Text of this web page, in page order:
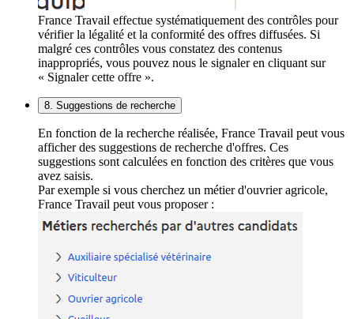
France Travail effectue systématiquement des contrôles pour
vérifier la légalité et la conformité des offres diffusées. Si
malgré ces contrôles vous constatez des contenus
inappropriés, vous pouvez nous le signaler en cliquant sur
« Signaler cette offre ».
8. Suggestions de recherche
En fonction de la recherche réalisée, France Travail peut vous
afficher des suggestions de recherche d'offres. Ces
suggestions sont calculées en fonction des critères que vous
avez saisis.
Par exemple si vous cherchez un métier d'ouvrier agricole,
France Travail peut vous proposer :